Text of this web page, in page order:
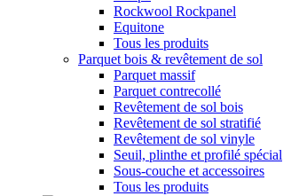
Rockwool Rockpanel
Equitone
Tous les produits
Parquet bois & revêtement de sol
Parquet massif
Parquet contrecollé
Revêtement de sol bois
Revêtement de sol stratifié
Revêtement de sol vinyle
Seuil, plinthe et profilé spécial
Sous-couche et accessoires
Tous les produits